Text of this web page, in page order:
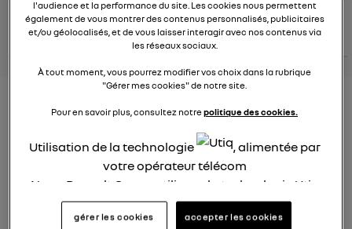
conseils Renault
consultez les
conseils
similaires
voir tous les
conseils
Consommation carburant
26 janvier 2022à 12:50
l'audience et la performance du site. Les cookies nous permettent
également de vous montrer des contenus personnalisés, publicitaires
et/ou géolocalisés, et de vous laisser interagir avec nos contenus via
les réseaux sociaux.
À tout moment, vous pourrez modifier vos choix dans la rubrique
"Gérer mes cookies" de notre site.
Pour en savoir plus, consultez notrepolitique des cookies.
Utilisation de la technologie
, alimentée par
votre opérateur télécom
Nous, Renault Group, utilisons la technologie Utiq
pour nos activités digitales (telles que décrites
dans cette notice de consentement) et liées à
gérer les cookies accepter les cookies